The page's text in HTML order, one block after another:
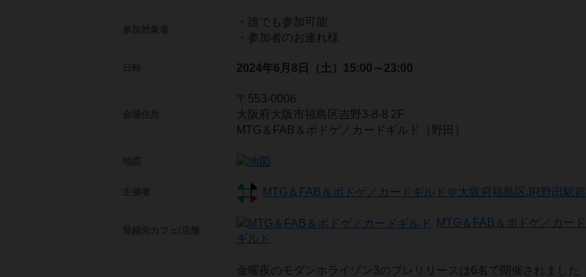
・誰でも参加可能
・参加者のお連れ様
2024年6月8日（土） 15:00～23:00
〒553-0006
大阪府大阪市福島区吉野3-8-8 2F
MTG＆FAB＆ボドゲ／カードギルド（野田）
MTG＆FAB＆ボドゲ／カードギルド＠大阪府福島区JR野田駅前
MTG＆FAB＆ボドゲ／カード
ギルド
金曜夜のモダンホライゾン3のプレリリースは6名で開催されました